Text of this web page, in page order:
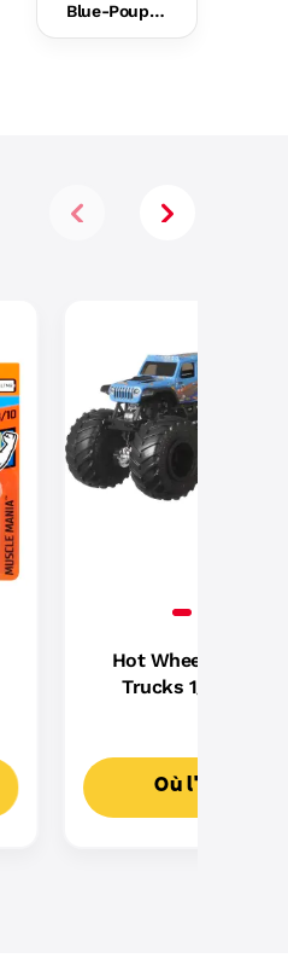
Blue-Poupée
Avec
Hot Wheels –
Trucks 1/64
Où l'acheter